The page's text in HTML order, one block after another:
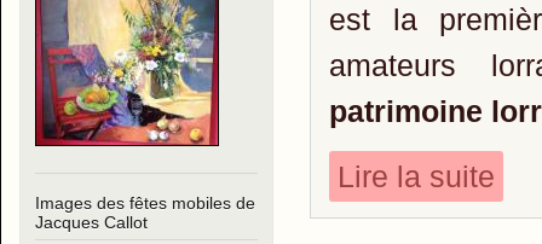
Images des fêtes mobiles de
Jacques Callot
est la
amateurs
patrimoine
Lire la suite